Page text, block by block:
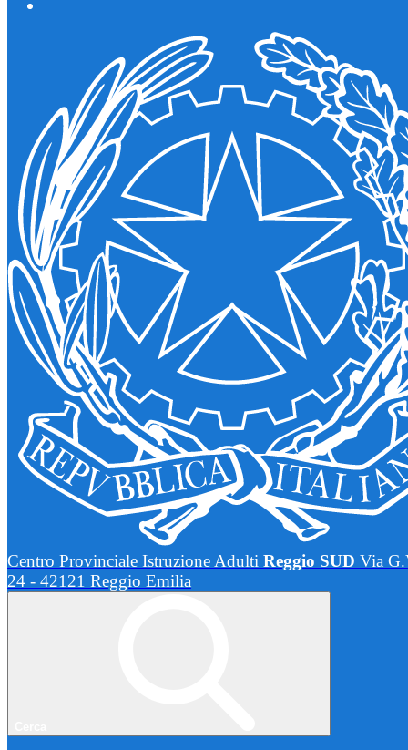
Centro Provinciale Istruzione Adulti Reggio SUD Via
24 - 42121 Reggio Emilia